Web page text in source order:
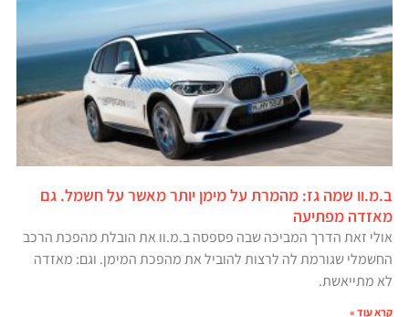
ב.מ.וו שמה גז: מהמרת על מימן יותר מאשר על חשמל. גם
מאזדה מפתיעה
אולי זאת הדרך המביכה שבה פספסה ב.מ.וו את הובלת מהפכת הרכב
החשמלי שגורמת לה לרצות להוביל את מהפכת המימן. וגם: מאזדה
לא מתייאשת.
קרא עוד »